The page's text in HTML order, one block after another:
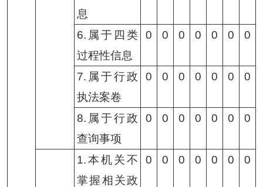
息
6.属于四类
过程性信息
0 0 0 0 0 0 0
7.属于行政
执法案卷
0 0 0 0 0 0 0
8.属于行政
查询事项
0 0 0 0 0 0 0
1.本机关不
掌握相关政
0 0 0 0 0 0 0